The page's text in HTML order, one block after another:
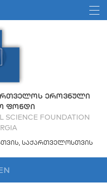
ᲔᲠᲝᲕᲜᲣᲚᲘ
ᲤᲝᲜᲓᲘ
SCIENCE FOUNDATION
ᲡᲐᲥᲐᲠᲗᲕᲔᲚᲝᲡᲗᲕᲘᲡ